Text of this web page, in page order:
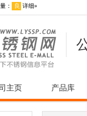
主页 产品库